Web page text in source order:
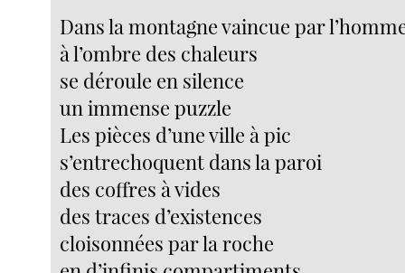
Dans la montagne vaincue par
à l’ombre des chaleurs
se déroule en silence
un immense puzzle
Les pièces d’une ville à pic
s’entrechoquent dans la paroi
des coffres à vides
des traces d’existences
cloisonnées par la roche